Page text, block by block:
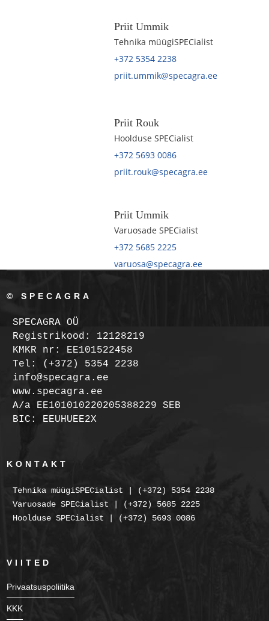
Priit Ummik
Tehnika müügiSPECialist
+372 5354 2238
priit.ummik@specagra.ee
Priit Rouk
Hoolduse SPECialist
+372 5693 0086
priit.rouk@specagra.ee
Priit Ummik
Varuosade SPECialist
+372 5685 2225
varuosa@specagra.ee
© SPECAGRA
SPECAGRA OÜ
Registrikood: 12128219
KMKR nr: EE101522458
Tel: (+372) 5354 2238
info@specagra.ee
www.specagra.ee
A/a EE101010220205388229 SEB
BIC: EEUHUEE2X
KONTAKT
Tehnika müügiSPECialist | (+372) 5354 2238
Varuosade SPECialist | (+372) 5685 2225
Hoolduse SPECialist | (+372) 5693 0086
VIITED
Privaatsuspoliitika
KKK